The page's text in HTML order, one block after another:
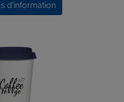
d'information